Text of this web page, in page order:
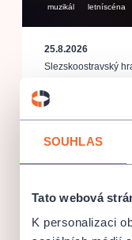
SOUHLAS
Tato webová
K personalizaci
muzikál letníscéna
25.8.2026
Slezskoostravský